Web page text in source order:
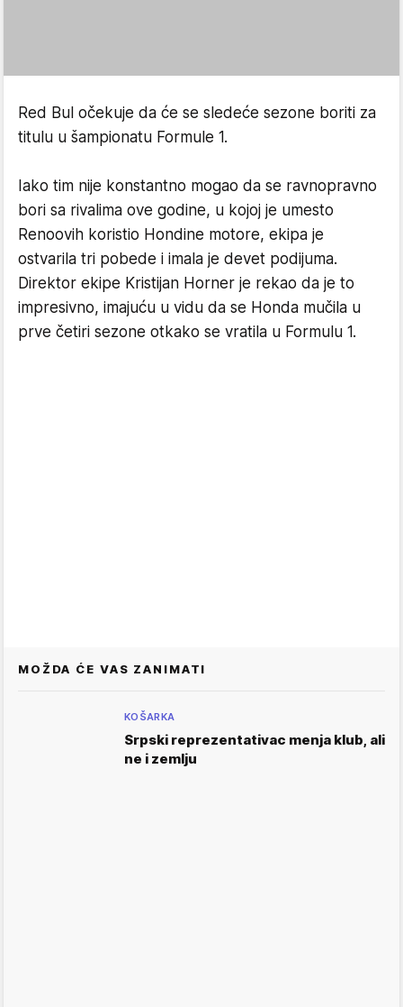
Red Bul očekuje da će se sledeće sezone boriti za
titulu u šampionatu Formule 1.
Iako tim nije konstantno mogao da se ravnopravno
bori sa rivalima ove godine, u kojoj je umesto
Renoovih koristio Hondine motore, ekipa je
ostvarila tri pobede i imala je devet podijuma.
Direktor ekipe Kristijan Horner je rekao da je to
impresivno, imajuću u vidu da se Honda mučila u
prve četiri sezone otkako se vratila u Formulu 1.
MOŽDA ĆE VAS ZANIMATI
KOŠARKA
Srpski reprezentativac menja klub, ali
ne i zemlju